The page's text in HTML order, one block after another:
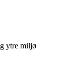
ytre miljø